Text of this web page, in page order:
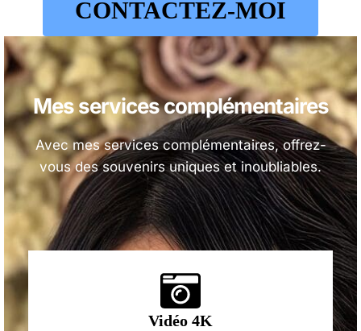
CONTACTEZ-MOI
Mes servicescomplémentaires
Avec mes services complémentaires, offrez-
vous des souvenirs uniques et inoubliables.
Vidéo 4K